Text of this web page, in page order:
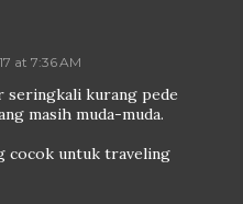
at 7:36 AM
seringkali kurang pede
masih muda-muda.
cocok untuk traveling